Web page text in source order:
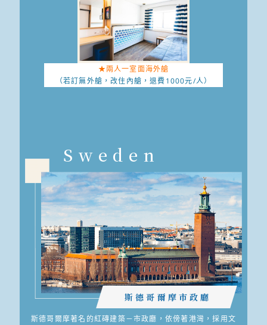
★兩人一室面海外艙
（若訂無外艙，改住內艙，退費1000元/人）
Sweden
斯德哥爾摩市政廳
斯德哥爾摩著名的紅磚建築－市政廳，依傍著港灣，採用文